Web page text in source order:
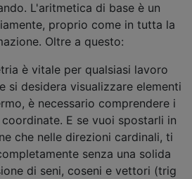
L'aritmetica di base è un
proprio come in tutta la
Oltre a questo:
è vitale per qualsiasi lavoro
si desidera visualizzare elementi
è necessario comprendere i
E se vuoi spostarli in
che nelle direzioni cardinali, ti
senza una solida
di seni, coseni e vettori (trig